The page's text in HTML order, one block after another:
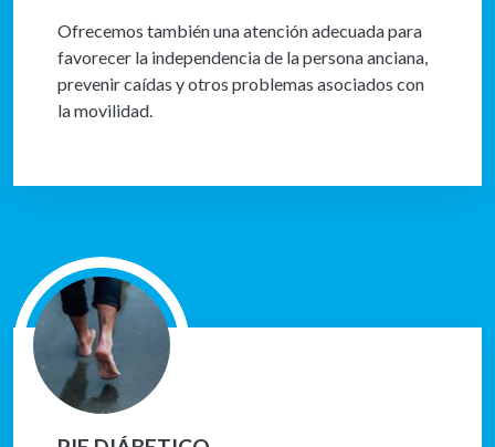
Ofrecemos también una atención adecuada para
favorecer la independencia de la persona anciana,
prevenir caídas y otros problemas asociados con
la movilidad.